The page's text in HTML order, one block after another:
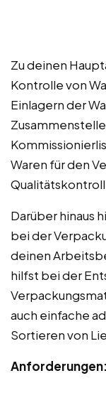
Zu deinen
Kontrolle von
Einlagern der
Waren für den
Darüber hinaus
bei der
deinen
hilfst bei der
auch einfache
Sortieren von
Anforderungen: